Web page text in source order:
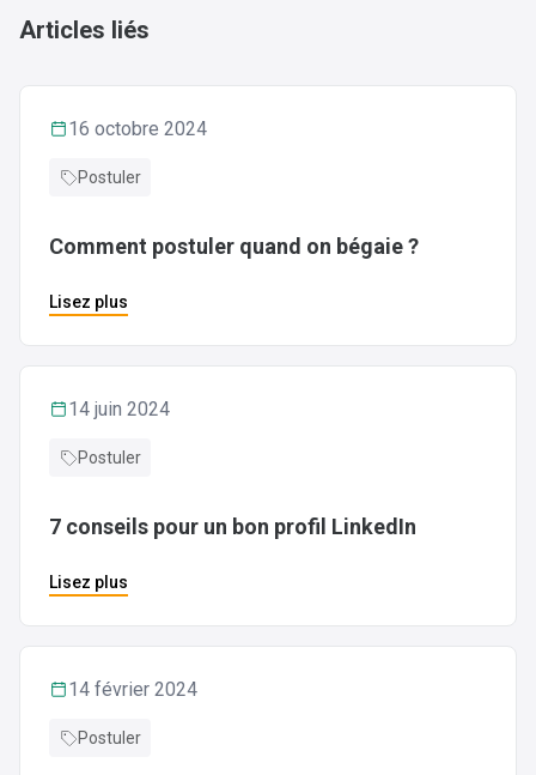
Articles liés
16 octobre 2024
Postuler
Comment postuler quand on bégaie ?
Lisez plus
14 juin 2024
Postuler
7 conseils pour un bon profil LinkedIn
Lisez plus
14 février 2024
Postuler